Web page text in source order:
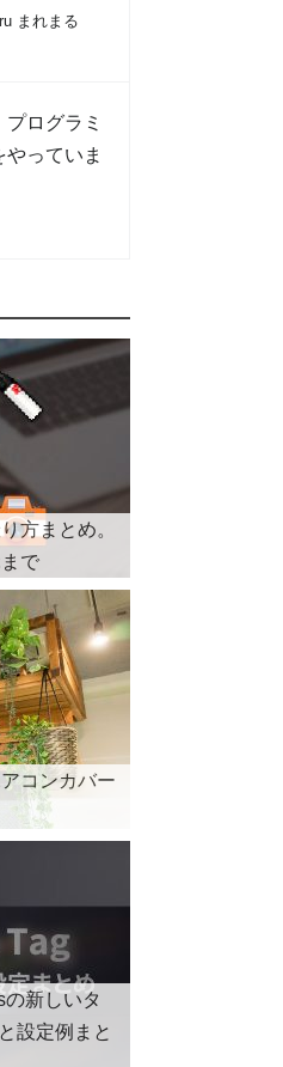
まれまる
ログラミ
っていま
方まとめ。
で
コンカバー
新しいタ
設定例まと